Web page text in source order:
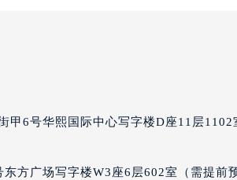
）
）
）
甲6号华熙国际中心写字楼D座11层1102
方广场写字楼W3座6层602室（需提前